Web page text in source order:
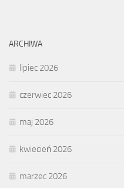
ARCHIWA
lipiec 2026
czerwiec 2026
maj 2026
kwiecień 2026
marzec 2026